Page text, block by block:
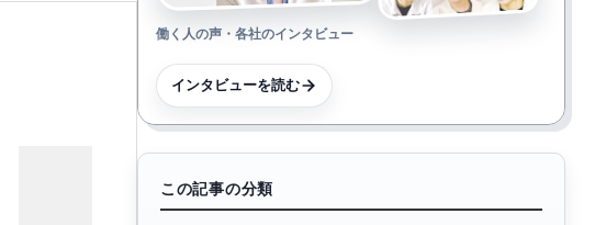
働く人の声・各社のインタビュー
インタビューを読む
この記事の分類